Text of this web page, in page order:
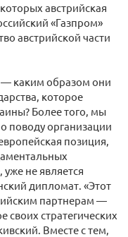
австрийская
«Газпром»
австрийской части
— каким образом они
которое
Более того, мы
поводу организации
позиция,
не является
дипломат. «Этот
партнерам —
своих стратегических
Вместе с тем,